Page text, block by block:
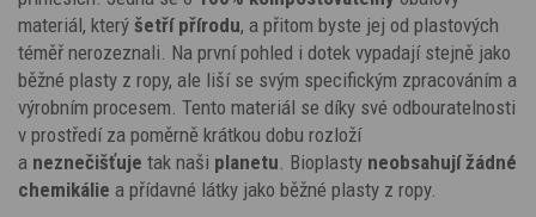
materiál, který šetří přírodu, a přitom byste jej od plastových
téměř nerozeznali. Na první pohled i dotek vypadají stejně jako
běžné plasty z ropy, ale liší se svým specifickým zpracováním a
výrobním procesem. Tento materiál se díky své odbouratelnosti
v prostředí za poměrně krátkou dobu rozloží
a neznečišťuje tak naši planetu. Bioplasty neobsahují žádné
chemikálie a přídavné látky jako běžné plasty z ropy.